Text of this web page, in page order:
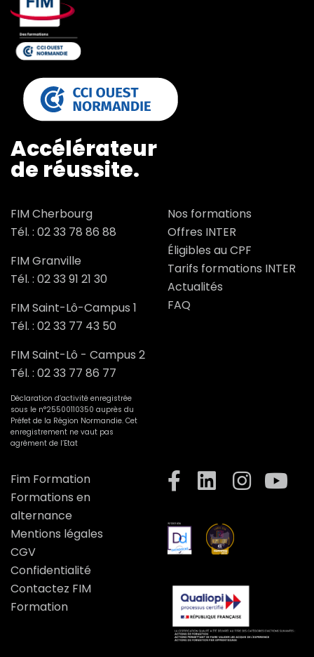
Accélérateur
de réussite.
FIM Cherbourg
Tél. : 02 33 78 86 88
FIM Granville
Tél. : 02 33 91 21 30
FIM Saint-Lô-Campus 1
Tél. : 02 33 77 43 50
FIM Saint-Lô - Campus 2
Tél. : 02 33 77 86 77
Déclaration d’activité enregistrée
sous le n°25500110350 auprès du
Préfet de la Région Normandie. Cet
enregistrement ne vaut pas
agrément de l’Etat
Nos formations
Offres INTER
Éligibles au CPF
Tarifs formations INTER
Actualités
FAQ
Fim Formation
Formations en
alternance
Mentions légales
CGV
Confidentialité
Contactez FIM
Formation